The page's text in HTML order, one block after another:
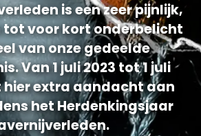
is een zeer pijnlijk,
tot voor kort onderbelicht
van onze gedeelde
Van 1 juli 2023 tot 1 juli
hier extra aandacht aan
het Herdenkingsjaar